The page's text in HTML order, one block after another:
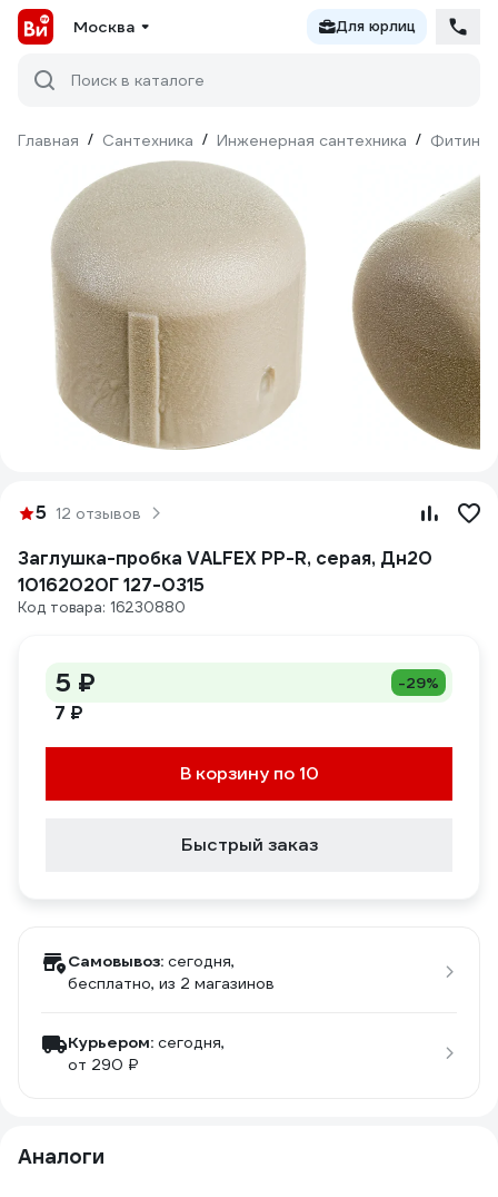
Москва Для юрлиц
Поиск в каталоге
Главная / Сантехника / Инженерная сантехника / Фитинги
5 12 отзывов
Заглушка-пробка VALFEX PP-R, серая, Дн20
10162020Г 127-0315
Код товара: 16230880
5 ₽ -29%
7 ₽
В корзину по 10
Быстрый заказ
Самовывоз: сегодня,
бесплатно, из 2 магазинов
Курьером: сегодня,
от 290 ₽
Аналоги